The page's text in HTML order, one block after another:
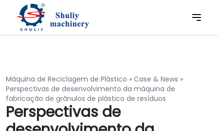
Máquina de Reciclagem de Plástico » Case & News »
Perspectivas de desenvolvimento da máquina de
fabricação de grânulos de plástico de resíduos
Perspectivas de